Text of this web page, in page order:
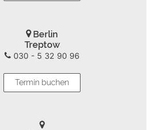
Berlin
Treptow
030 - 5 32 90 96
Termin buchen